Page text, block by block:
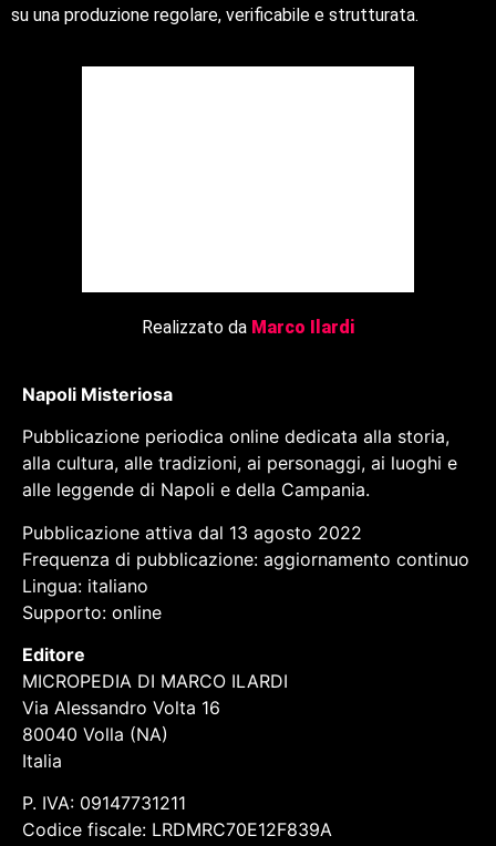
su una produzione regolare, verificabile e strutturata.
Realizzato da Marco Ilardi
Napoli Misteriosa
Pubblicazione periodica online dedicata alla storia,
alla cultura, alle tradizioni, ai personaggi, ai luoghi e
alle leggende di Napoli e della Campania.
Pubblicazione attiva dal 13 agosto 2022
Frequenza di pubblicazione: aggiornamento continuo
Lingua: italiano
Supporto: online
Editore
MICROPEDIA DI MARCO ILARDI
Via Alessandro Volta 16
80040 Volla (NA)
Italia
P. IVA: 09147731211
Codice fiscale: LRDMRC70E12F839A